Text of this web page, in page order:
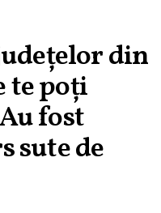
din
te poți
fost
sute de